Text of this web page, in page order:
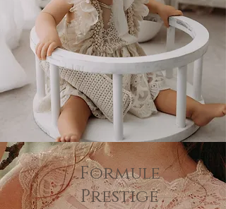
Formule
Prestige